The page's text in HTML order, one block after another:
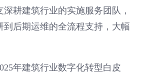
耕建筑行业的实施服务团队，
到后期运维的全流程支持，大幅
年建筑行业数字化转型白皮